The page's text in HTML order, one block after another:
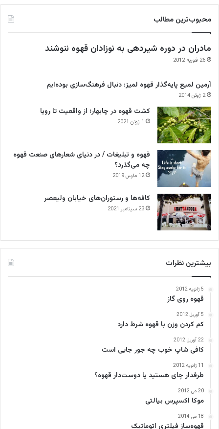
محبوب‌ترین مطالب
مادران در دوره شیردهی به نوزادان قهوه ننوشند
26 فوریه 2012
آرمین لمیع پایه‌گذار قهوه لمیز: دنبال فرهنگ‌سازی بوده‌ایم
2 ژوئن 2014
کشت قهوه در چابهار؛ از واقعیت تا رویا
1 ژوئن 2021
قهوه و تبلیغات / در دنیای شعارهای صنعت قهوه
چه می‌گذرد؟
12 مارس 2019
کافه‌ها و رستوران‌های خیابان ولیعصر
23 سپتامبر 2021
بیشترین نظرات
5 ژانویه 2012
قهوه روی گاز
5 آوریل 2012
کم کردن وزن با قهوه شرط دارد
22 آوریل 2012
کافی‌ شاپ خوب چه جور جایی است
11 ژانویه 2012
طرفدار چای هستید یا دوست‌دار قهوه؟
20 می 2012
موکا اکسپرس بیالتی
18 می 2014
قهوه‌ساز فیلتری اتوماتیک